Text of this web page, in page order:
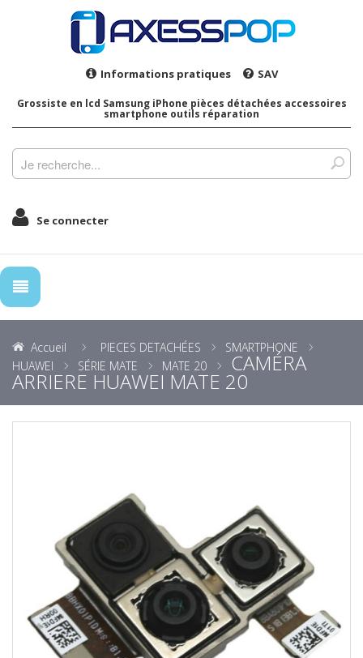
Informations pratiques SAV
Grossiste en lcd Samsung iPhone pièces détachées accessoires
smartphone outils réparation
Se connecter
Accueil PIECES DETACHÉES
SMARTPHONE
HUAWEI
SÉRIE MATE MATE 20 CAMÉRA
ARRIERE HUAWEI MATE 20